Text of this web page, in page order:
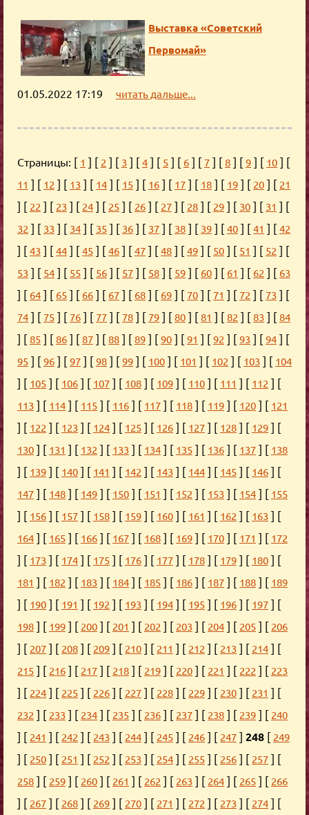
Выставка «Советский
Первомай»
01.05.2022 17:19 читать дальше...
Страницы: [ 1 ] [ 2 ] [ 3 ] [4 ] [ 5 ] [ 6 ] [ 7 ] [ 8 ] [9 ] [ 10 ] [
11 ] [ 12 ] [ 13 ] [ 14 ] [ 15 ] [ 16 ] [ 17 ] [ 18 ] [ 19 ] [ 20 ] [ 21
] [ 22 ] [ 23 ] [ 24 ] [ 25 ] [ 26 ] [ 27 ] [ 28 ] [ 29 ] [ 30 ] [ 31 ] [
32 ] [ 33 ] [ 34 ] [ 35 ] [ 36 ] [ 37 ] [ 38 ] [ 39 ] [40 ] [41 ] [42
] [43 ] [44 ] [45 ] [46 ] [47 ] [48 ] [49 ] [ 50 ] [ 51 ] [ 52 ] [
53 ] [ 54 ] [ 55 ] [ 56 ] [ 57 ] [ 58 ] [ 59 ] [ 60 ] [ 61 ] [ 62 ] [ 63
] [ 64 ] [ 65 ] [ 66 ] [ 67 ] [ 68 ] [ 69 ] [ 70 ] [ 71 ] [ 72 ] [ 73 ] [
74 ] [ 75 ] [ 76 ] [ 77 ] [ 78 ] [ 79 ] [ 80 ] [ 81 ] [ 82 ] [ 83 ] [ 84
] [ 85 ] [ 86 ] [ 87 ] [ 88 ] [ 89 ] [90 ] [91 ] [92 ] [93 ] [94 ] [
95 ] [96 ] [97 ] [98 ] [99 ] [ 100 ] [ 101 ] [ 102 ] [ 103 ] [ 104
] [ 105 ] [ 106 ] [ 107 ] [ 108 ] [ 109 ] [ 110 ] [ 111 ] [ 112 ] [
113 ] [ 114 ] [ 115 ] [ 116 ] [ 117 ] [ 118 ] [ 119 ] [ 120 ] [ 121
] [ 122 ] [ 123 ] [ 124 ] [ 125 ] [ 126 ] [ 127 ] [ 128 ] [ 129 ] [
130 ] [ 131 ] [ 132 ] [ 133 ] [ 134 ] [ 135 ] [ 136 ] [ 137 ] [ 138
] [ 139 ] [ 140 ] [ 141 ] [ 142 ] [ 143 ] [ 144 ] [ 145 ] [ 146 ] [
147 ] [ 148 ] [ 149 ] [ 150 ] [ 151 ] [ 152 ] [ 153 ] [ 154 ] [ 155
] [ 156 ] [ 157 ] [ 158 ] [ 159 ] [ 160 ] [ 161 ] [ 162 ] [ 163 ] [
164 ] [ 165 ] [ 166 ] [ 167 ] [ 168 ] [ 169 ] [ 170 ] [ 171 ] [ 172
] [ 173 ] [ 174 ] [ 175 ] [ 176 ] [ 177 ] [ 178 ] [ 179 ] [ 180 ] [
181 ] [ 182 ] [ 183 ] [ 184 ] [ 185 ] [ 186 ] [ 187 ] [ 188 ] [ 189
] [ 190 ] [ 191 ] [ 192 ] [ 193 ] [ 194 ] [ 195 ] [ 196 ] [ 197 ] [
198 ] [ 199 ] [ 200 ] [ 201 ] [ 202 ] [ 203 ] [ 204 ] [ 205 ] [ 206
] [ 207 ] [ 208 ] [ 209 ] [ 210 ] [ 211 ] [ 212 ] [ 213 ] [ 214 ] [
215 ] [ 216 ] [ 217 ] [ 218 ] [ 219 ] [ 220 ] [ 221 ] [ 222 ] [ 223
] [ 224 ] [ 225 ] [ 226 ] [ 227 ] [ 228 ] [ 229 ] [ 230 ] [ 231 ] [
232 ] [ 233 ] [ 234 ] [ 235 ] [ 236 ] [ 237 ] [ 238 ] [ 239 ] [ 240
] [ 241 ] [ 242 ] [ 243 ] [ 244 ] [ 245 ] [ 246 ] [ 247 ] 248 [ 249
] [ 250 ] [ 251 ] [ 252 ] [ 253 ] [ 254 ] [ 255 ] [ 256 ] [ 257 ] [
258 ] [ 259 ] [ 260 ] [ 261 ] [ 262 ] [ 263 ] [ 264 ] [ 265 ] [ 266
] [ 267 ] [ 268 ] [ 269 ] [ 270 ] [ 271 ] [ 272 ] [ 273 ] [ 274 ] [